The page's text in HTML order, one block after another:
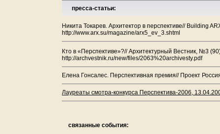
пресса-статьи:
Никита Токарев. Архитектор в перспективе// Building
http://www.arx.su/magazine/arx5_ev_3.shtml
Кто в «Перспективе»?// Архитектурный Вестник, №3
http://archvestnik.ru/new/files/2063%20archivesty.pdf
Елена Гонсалес. Перспективная премия// Проект
Лауреаты смотра-конкурса Перспектива-2006,
связанные события: